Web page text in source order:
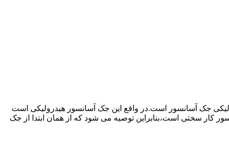
جک آسانسور است.در واقع این جک آسانسور هیدرولیکی است
کار سختی است،بنابراین توصیه می شود که از همان ابتدا از جک